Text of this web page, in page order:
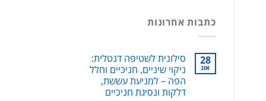
כתבות אחרונות
28
אוג
סילונית לשטיפה דנטלית:
ניקוי שיניים, חניכיים וחלל
הפה – למניעת עששת,
דלקות ונסיגת חניכיים